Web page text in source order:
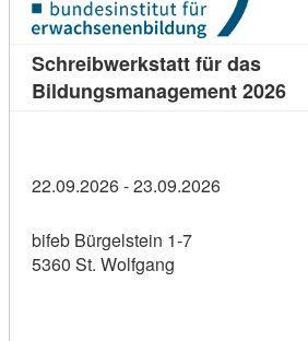
Schreibwerkstatt für das
Bildungsmanagement 2026
22.09.2026 - 23.09.2026
bifeb Bürgelstein 1-7
5360 St. Wolfgang